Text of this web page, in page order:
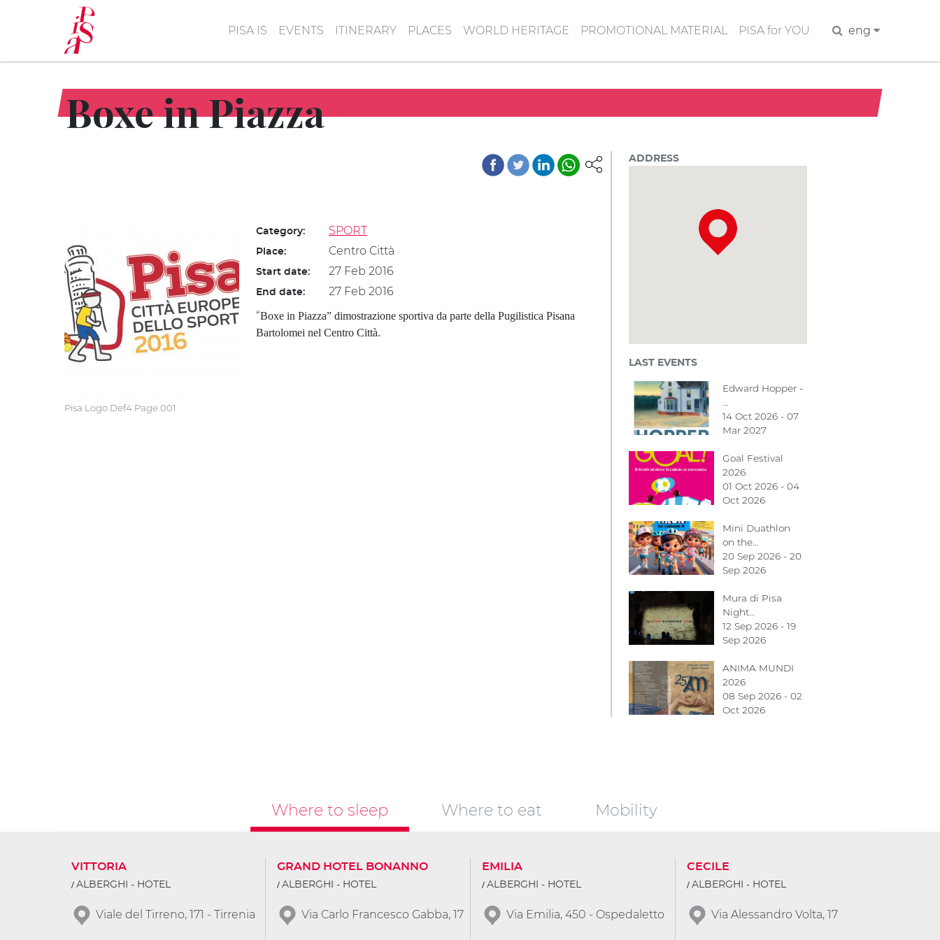
content
PISA IS EVENTS ITINERARY PLACES WORLD HERITAGE PROMOTIONAL MATERIAL PISA for YOU Searcheng
Boxe in Piazza
Pisa Logo Def4 Page 001
Category: SPORT
Place: Centro Città
Start date: 27 Feb 2016
End date:
27 Feb 2016
“Boxe in Piazza” dimostrazione sportiva da parte della Pugilistica Pisana
Bartolomei nel Centro Città.
ADDRESS
LAST EVENTS
Edward Hopper -
14 Oct 2026 - 07
Mar 2027
Goal Festival
2026
01 Oct 2026 - 04
Oct 2026
Mini Duathlon
on the…
20 Sep 2026 - 20
Sep 2026
Mura di Pisa
Night…
12 Sep 2026 - 19
Sep 2026
ANIMA MUNDI
2026
08 Sep 2026 - 02
Oct 2026
Where to sleep Where to eat Mobility
VITTORIA
ALBERGHI - HOTEL
Viale del Tirreno, 171 - Tirrenia
GRAND HOTEL BONANNO
ALBERGHI - HOTEL
Via Carlo Francesco Gabba, 17
EMILIA
ALBERGHI - HOTEL
Via Emilia, 450 - Ospedaletto
CECILE
ALBERGHI - HOTEL
Via Alessandro Volta, 17